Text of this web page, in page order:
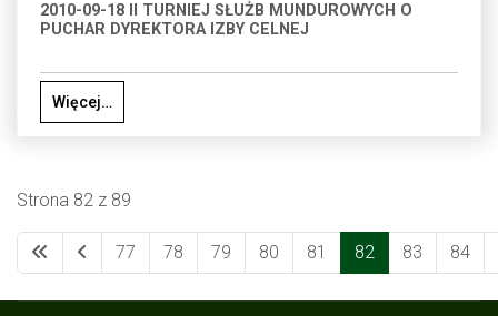
2010-09-18 II TURNIEJ SŁUŻB MUNDUROWYCH O
PUCHAR DYREKTORA IZBY CELNEJ
Więcej…
Strona 82 z 89
77 78 79 80 81 82 83 84